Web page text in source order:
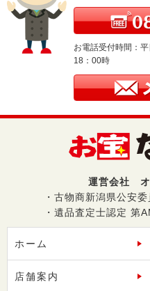
お電話受付時間：
18：00時
運営会社 オ
・古物商新潟県公安
・遺品査定士認定 第
ホーム
店舗案内